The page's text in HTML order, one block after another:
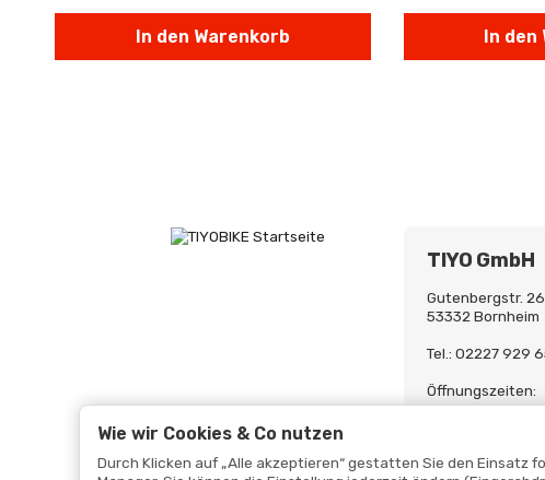
In den Warenkorb In
TIYO GmbH
Gutenbergstr.
53332 Bornheim
Tel.: 02227 929
Öffnungszeiten:
Mo-Fr. 09:00 -
Wie wir Cookies & Co nutzen
Durch Klicken auf „Alle akzeptieren“ gestatten Sie den Einsatz